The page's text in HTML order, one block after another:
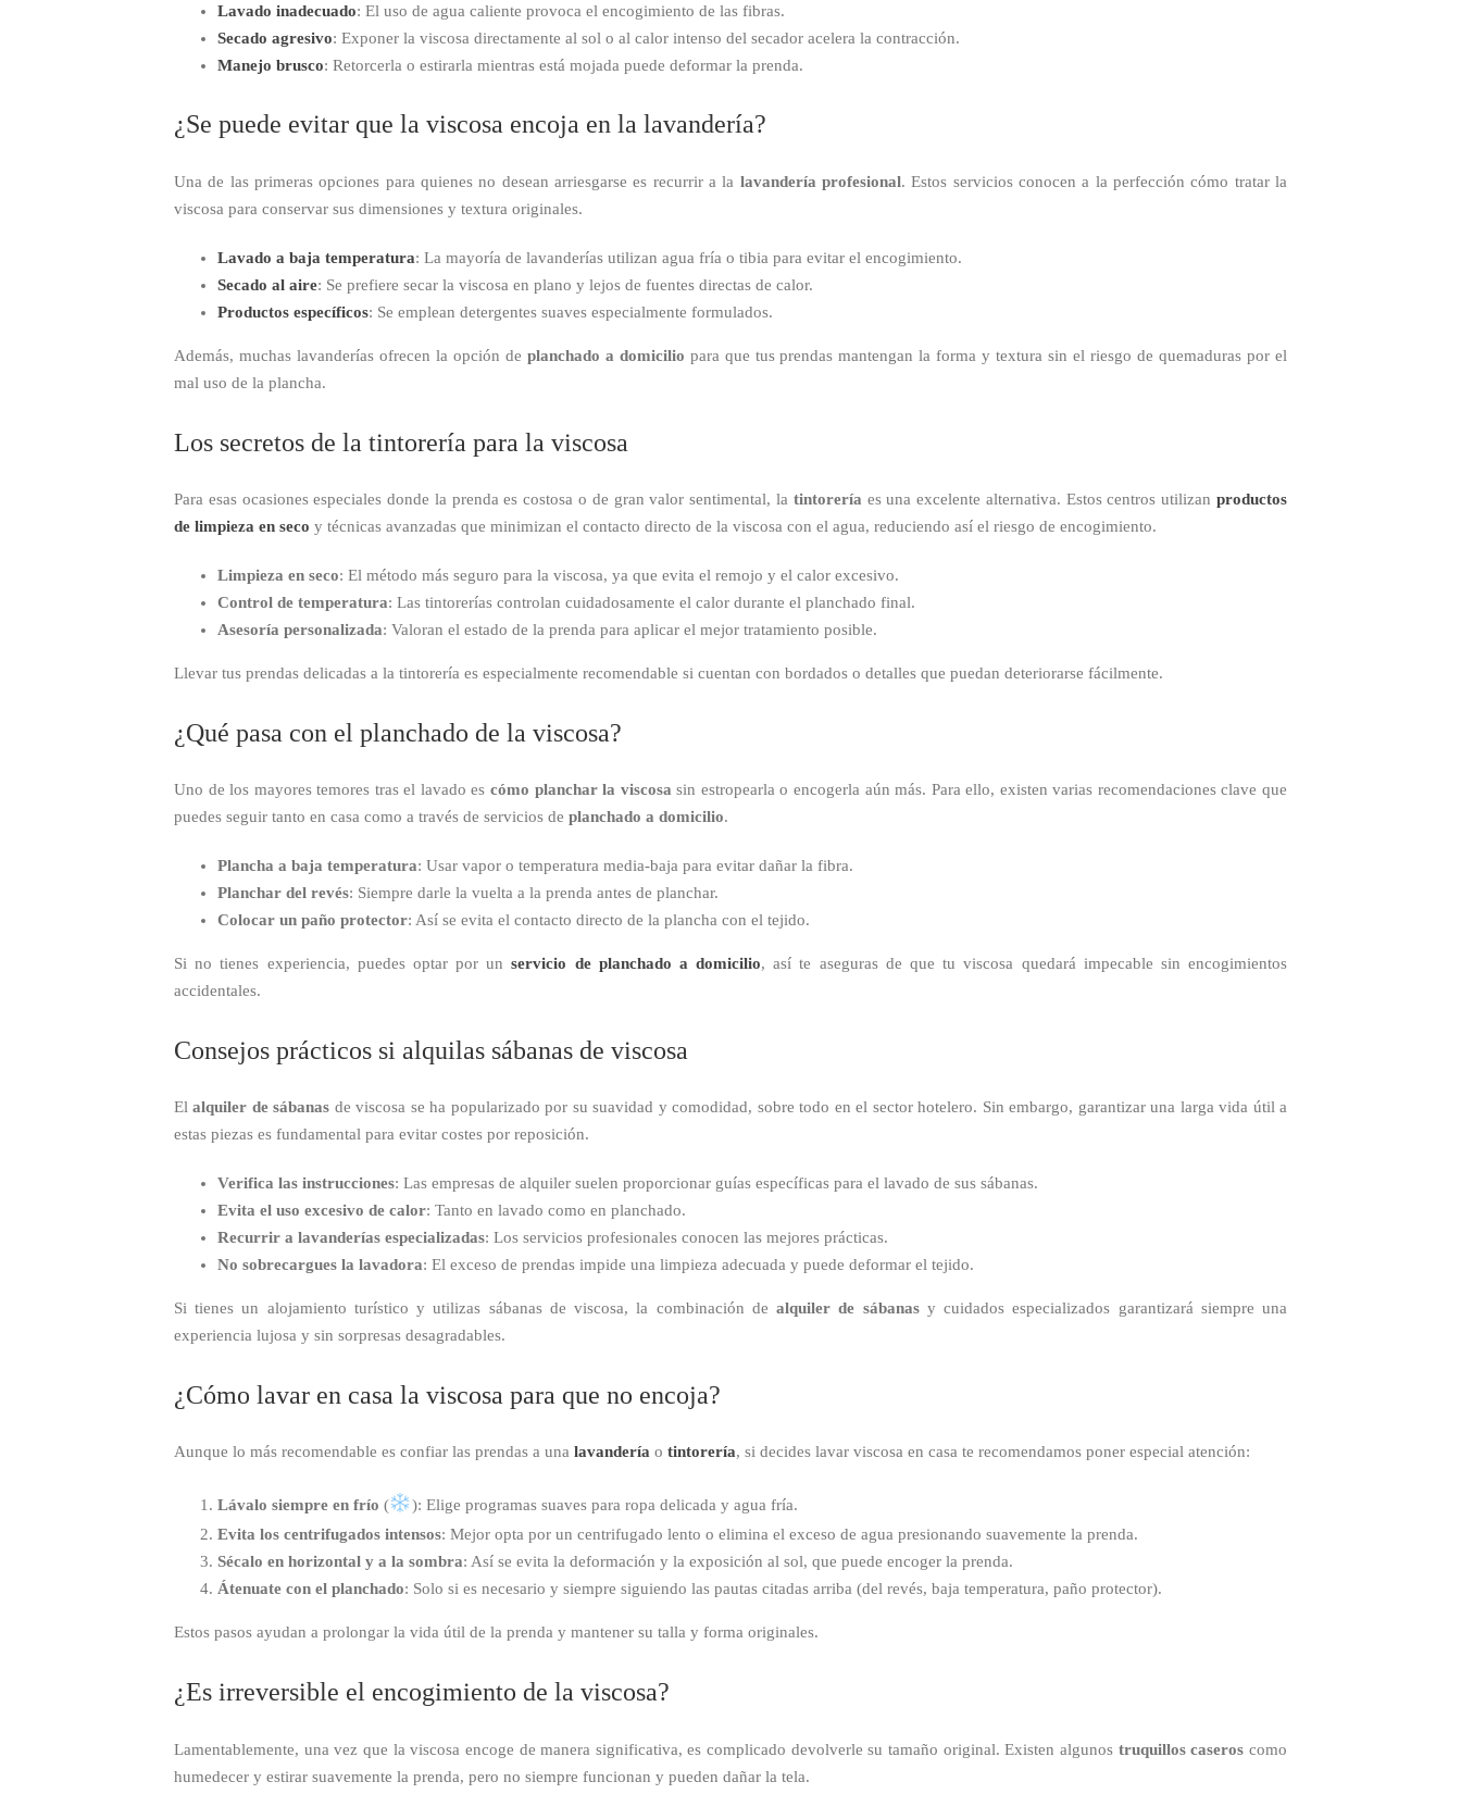
Lavado inadecuado: El uso de agua caliente provoca el encogimiento de las fibras.
Secado agresivo: Exponer la viscosa directamente al sol o al calor intenso del secador acelera la contracción.
Manejo brusco: Retorcerla o estirarla mientras está mojada puede deformar la prenda.
¿Se puede evitar que la viscosa encoja en la lavandería?
Una de las primeras opciones para quienes no desean arriesgarse es recurrir a la lavandería profesional. Estos servicios conocen a la perfección cómo tratar la
viscosa para conservar sus dimensiones y textura originales.
Lavado a baja temperatura: La mayoría de lavanderías utilizan agua fría o tibia para evitar el encogimiento.
Secado al aire: Se prefiere secar la viscosa en plano y lejos de fuentes directas de calor.
Productos específicos: Se emplean detergentes suaves especialmente formulados.
Además, muchas lavanderías ofrecen la opción de planchado a domicilio para que tus prendas mantengan la forma y textura sin el riesgo de quemaduras por el
mal uso de la plancha.
Los secretos de la tintorería para la viscosa
Para esas ocasiones especiales donde la prenda es costosa o de gran valor sentimental, la tintorería es una excelente alternativa. Estos centros utilizanproductos
de limpieza en seco y técnicas avanzadas que minimizan el contacto directo de la viscosa con el agua, reduciendo así el riesgo de encogimiento.
Limpieza en seco: El método más seguro para la viscosa, ya que evita el remojo y el calor excesivo.
Control de temperatura: Las tintorerías controlan cuidadosamente el calor durante el planchado final.
Asesoría personalizada: Valoran el estado de la prenda para aplicar el mejor tratamiento posible.
Llevar tus prendas delicadas a la tintorería es especialmente recomendable si cuentan con bordados o detalles que puedan deteriorarse fácilmente.
¿Qué pasa con el planchado de la viscosa?
Uno de los mayores temores tras el lavado escómo planchar la viscosa sin estropearla o encogerla aún más. Para ello, existen varias recomendaciones clave que
puedes seguir tanto en casa como a través de servicios de planchado a domicilio.
Plancha a baja temperatura: Usar vapor o temperatura media-baja para evitar dañar la fibra.
Planchar del revés: Siempre darle la vuelta a la prenda antes de planchar.
Colocar un paño protector: Así se evita el contacto directo de la plancha con el tejido.
Si no tienes experiencia, puedes optar por unservicio de planchado a domicilio, así te aseguras de que tu viscosa quedará impecable sin encogimientos
accidentales.
Consejos prácticos si alquilas sábanas de viscosa
Elalquiler de sábanas de viscosa se ha popularizado por su suavidad y comodidad, sobre todo en el sector hotelero. Sin embargo, garantizar una larga vida útil a
estas piezas es fundamental para evitar costes por reposición.
Verifica las instrucciones: Las empresas de alquiler suelen proporcionar guías específicas para el lavado de sus sábanas.
Evita el uso excesivo de calor: Tanto en lavado como en planchado.
Recurrir a lavanderías especializadas: Los servicios profesionales conocen las mejores prácticas.
No sobrecargues la lavadora: El exceso de prendas impide una limpieza adecuada y puede deformar el tejido.
Si tienes un alojamiento turístico y utilizas sábanas de viscosa, la combinación dealquiler de sábanasy cuidados especializados garantizará siempre una
experiencia lujosa y sin sorpresas desagradables.
¿Cómo lavar en casa la viscosa para que no encoja?
Aunque lo más recomendable es confiar las prendas a una lavandería o tintorería, si decides lavar viscosa en casa te recomendamos poner especial atención:
Lávalo siempre en frío (
): Elige programas suaves para ropa delicada y agua fría.
Evita los centrifugados intensos: Mejor opta por un centrifugado lento o elimina el exceso de agua presionando suavemente la prenda.
Sécalo en horizontal y a la sombra: Así se evita la deformación y la exposición al sol, que puede encoger la prenda.
Átenuate con el planchado: Solo si es necesario y siempre siguiendo las pautas citadas arriba (del revés, baja temperatura, paño protector).
Estos pasos ayudan a prolongar la vida útil de la prenda y mantener su talla y forma originales.
¿Es irreversible el encogimiento de la viscosa?
Lamentablemente, una vez que la viscosa encoge de manera significativa, es complicado devolverle su tamaño original. Existen algunos truquillos caseros como
humedecer y estirar suavemente la prenda, pero no siempre funcionan y pueden dañar la tela.